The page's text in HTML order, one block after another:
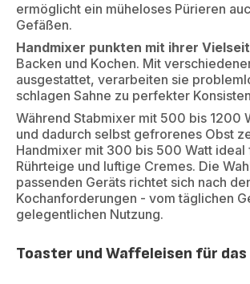
ermöglicht ein müheloses Pürieren
Gefäßen.
Handmixer punkten mit ihrer
Backen und Kochen. Mit
ausgestattet, verarbeiten sie
schlagen Sahne zu perfekter
Während Stabmixer mit 500 bis 1200
und dadurch selbst gefrorenes Obst
Handmixer mit 300 bis 500 Watt
Rührteige und luftige Cremes. Die
passenden Geräts richtet sich nach
Kochanforderungen - vom täglichen
gelegentlichen Nutzung.
Toaster und Waffeleisen für